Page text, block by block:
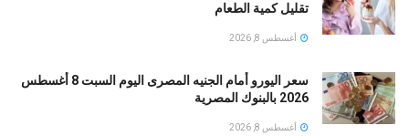
تقليل كمية الطعام
أغسطس 8, 2026
سعر اليورو أمام الجنيه المصرى اليوم السبت 8 أغسطس
2026 بالبنوك المصرية
أغسطس 8, 2026